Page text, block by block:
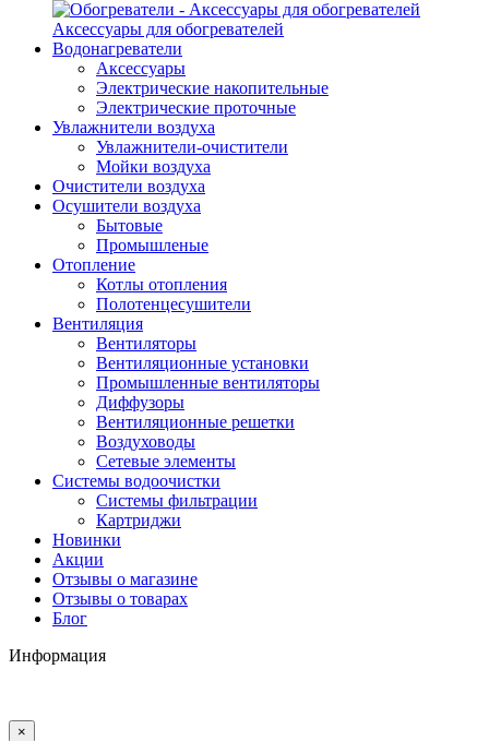
Аксессуары для обогревателей
Водонагреватели
Аксессуары
Электрические накопительные
Электрические проточные
Увлажнители воздуха
Увлажнители-очистители
Мойки воздуха
Очистители воздуха
Осушители воздуха
Бытовые
Промышленые
Отопление
Котлы отопления
Полотенцесушители
Вентиляция
Вентиляторы
Вентиляционные установки
Промышленные вентиляторы
Диффузоры
Вентиляционные решетки
Воздуховоды
Сетевые элементы
Системы водоочистки
Системы фильтрации
Картриджи
Новинки
Акции
Отзывы о магазине
Отзывы о товарах
Блог
Информация
×